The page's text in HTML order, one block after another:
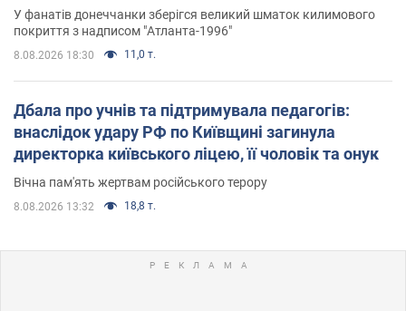
Олімпіади
У фанатів донеччанки зберігся великий шматок килимового
покриття з надписом "Атланта-1996"
8.08.2026 18:30 11,0 т.
Дбала про учнів та підтримувала педагогів:
внаслідок удару РФ по Київщині загинула
директорка київського ліцею, її чоловік та онук
Вічна пам'ять жертвам російського терору
8.08.2026 13:32 18,8 т.